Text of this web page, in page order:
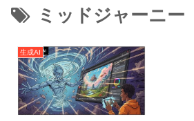
ミッドジャーニー
生成AI